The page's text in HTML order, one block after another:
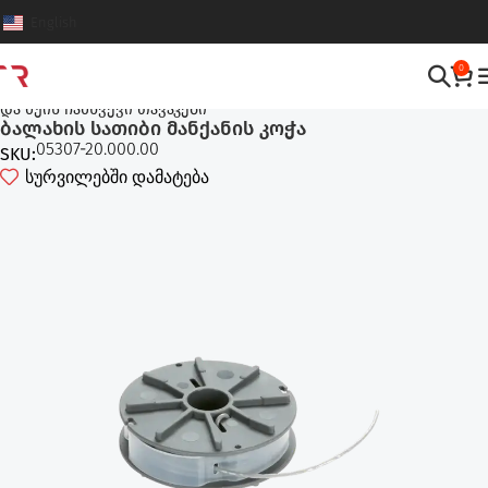
0
ძუები, დანები
და ძუის ჩამხვევი თავაკები
ბალახის სათიბი მანქანის კოჭა
SKU:05307-20.000.00
სურვილებში დამატება